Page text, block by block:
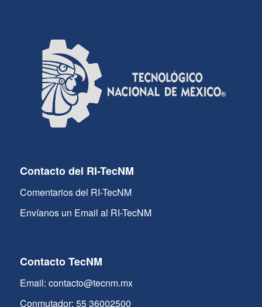
Contacto del RI-TecNM
Comentarios del RI-TecNM
Envíanos un Email al RI-TecNM
Contacto TecNM
Email: contacto@tecnm.mx
Conmutador: 55 36002500